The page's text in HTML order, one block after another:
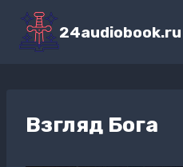
Перейти
содержимому
24audiobook.ru
Взгляд Бога